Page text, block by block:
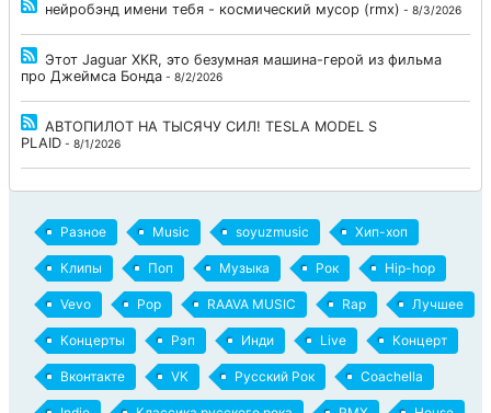
нейробэнд имени тебя - космический мусор (rmx) - 8/3/2026
Этот Jaguar XKR, это безумная машина-герой из фильма
про Джеймса Бонда - 8/2/2026
АВТОПИЛОТ НА ТЫСЯЧУ СИЛ! TESLA MODEL S
PLAID - 8/1/2026
Разное Music soyuzmusic Хип-хоп
Клипы Поп Музыка Рок Hip-hop
Vevo Pop RAAVA MUSIC Rap Лучшее
Концерты Рэп Инди Live Концерт
Вконтакте VK Русский Рок Coachella